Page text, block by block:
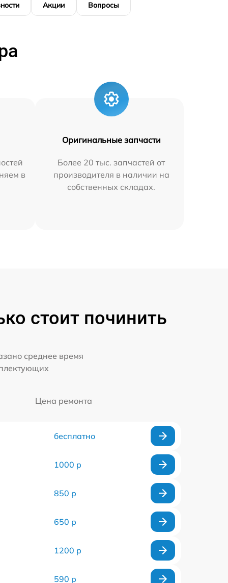
Акции Вопросы
в
Оригинальные запчасти
Более 20 тыс. запчастей от
производителя в наличии на
собственных складах.
стоит починить
среднее время
Цена ремонта
бесплатно
1000 р
850 р
650 р
1200 р
590 р